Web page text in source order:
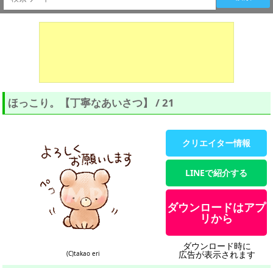
ほっこり。【丁寧なあいさつ】 / 21
(C)takao eri
クリエイター情報
LINEで紹介する
ダウンロードはアプ
リから
ダウンロード時に
広告が表示されます